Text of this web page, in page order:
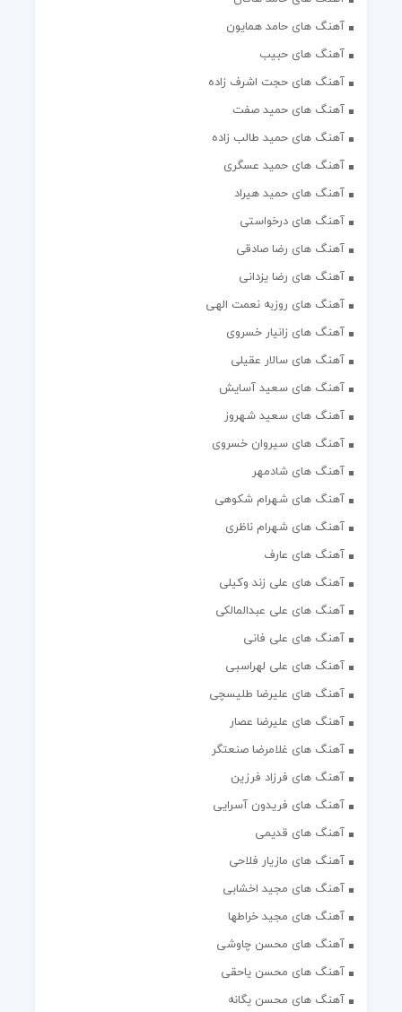
آهنگ های حامد همایون
آهنگ های حبیب
آهنگ های حجت اشرف زاده
آهنگ های حمید صفت
آهنگ های حمید طالب زاده
آهنگ های حمید عسگری
آهنگ های حمید هیراد
آهنگ های درخواستی
آهنگ های رضا صادقی
آهنگ های رضا یزدانی
آهنگ های روزبه نعمت الهی
آهنگ های زانیار خسروی
آهنگ های سالار عقیلی
آهنگ های سعید آسایش
آهنگ های سعید شهروز
آهنگ های سیروان خسروی
آهنگ های شادمهر
آهنگ های شهرام شکوهی
آهنگ های شهرام ناظری
آهنگ های عارف
آهنگ های علی زند وکیلی
آهنگ های علی عبدالمالکی
آهنگ های علی فانی
آهنگ های علی لهراسبی
آهنگ های علیرضا طلیسچی
آهنگ های علیرضا عصار
آهنگ های غلامرضا صنعتگر
آهنگ های فرزاد فرزین
آهنگ های فریدون آسرایی
آهنگ های قدیمی
آهنگ های مازیار فلاحی
آهنگ های مجید اخشابی
آهنگ های مجید خراطها
آهنگ های محسن چاوشی
آهنگ های محسن یاحقی
آهنگ های محسن یگانه